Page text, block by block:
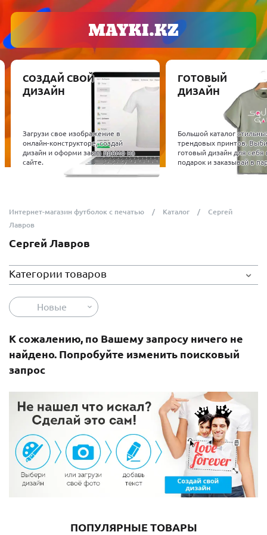
СОЗДАЙ СВОЙ
ДИЗАЙН
Загрузи свое изображение в
онлайн-конструкторе, создай
дизайн и оформи заказ прямо на
сайте.
ГОТОВЫЙ
ДИЗАЙН
Большой каталог
трендовых принтов.
готовый дизайн для себя
подарок и заказывай в
Интернет-магазин футболок с печатью Каталог
Сергей
Лавров
Сергей Лавров
Категории товаров
Новые
К сожалению, по Вашему запросу ничего не
найдено. Попробуйте изменить поисковый
запрос
ПОПУЛЯРНЫЕ ТОВАРЫ